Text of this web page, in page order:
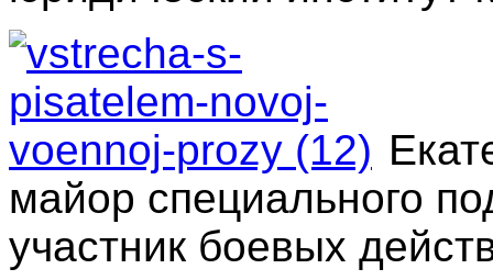
майор специального
участник боевых